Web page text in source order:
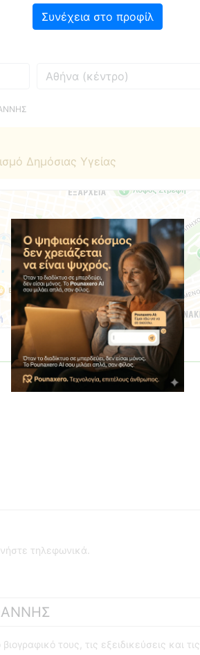
Συνέχεια στο προφίλ
Πού
Δημόσιας Υγείας
τηλεφωνικά.
τους, τις εξειδικεύσεις και τις